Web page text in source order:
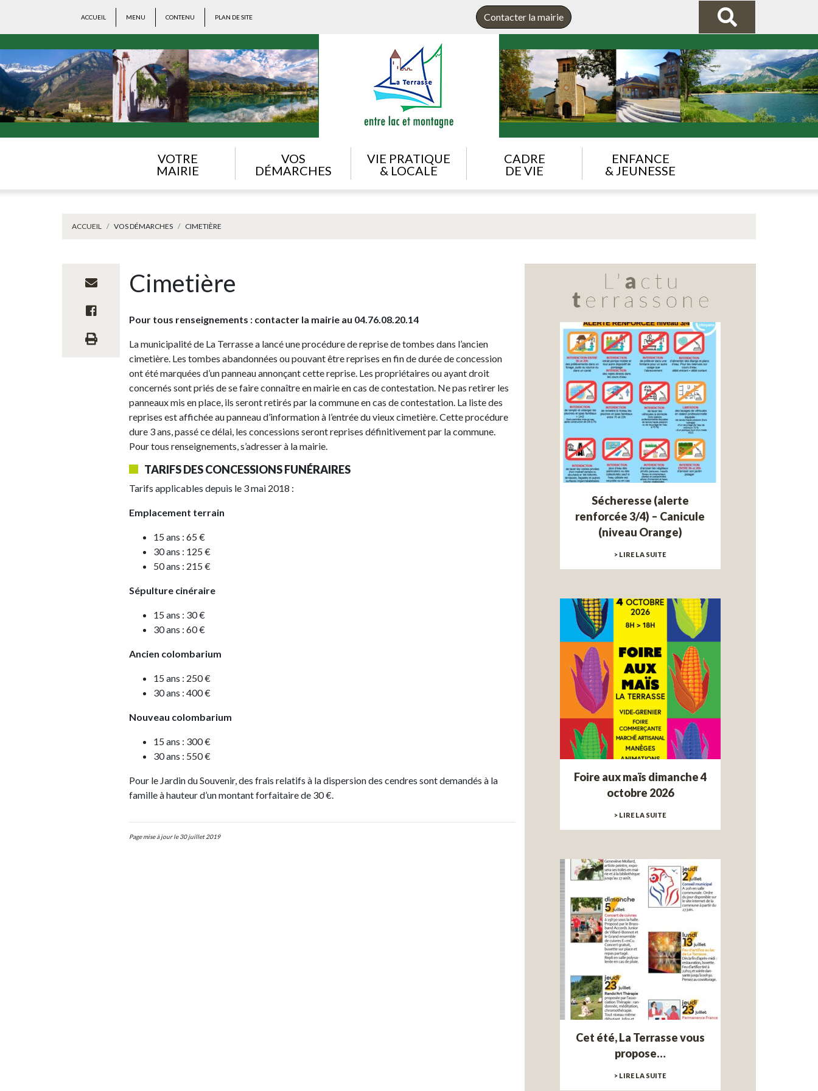
ACCUEIL MENU CONTENU PLAN DE SITE Contacter la mairie
VOTRE
MAIRIE
VOS
DÉMARCHES
VIE PRATIQUE
& LOCALE
CADRE
DE VIE
ENFANCE
& JEUNESSE
ACCUEIL VOS DÉMARCHES CIMETIÈRE
Cimetière
Pour tous renseignements : contacter la mairie au 04.76.08.20.14
La municipalité de La Terrasse a lancé une procédure de reprise de tombes dans l’ancien
cimetière. Les tombes abandonnées ou pouvant être reprises en fin de durée de concession
ont été marquées d’un panneau annonçant cette reprise. Les propriétaires ou ayant droit
concernés sont priés de se faire connaître en mairie en cas de contestation. Ne pas retirer les
panneaux mis en place, ils seront retirés par la commune en cas de contestation. La liste des
reprises est affichée au panneau d’information à l’entrée du vieux cimetière. Cette procédure
dure 3 ans, passé ce délai, les concessions seront reprises définitivement par la commune.
Pour tous renseignements, s’adresser à la mairie.
TARIFS DES CONCESSIONS FUNÉRAIRES
Tarifs applicables depuis le 3 mai 2018 :
Emplacement terrain
15 ans : 65 €
30 ans : 125 €
50 ans : 215 €
Sépulture cinéraire
15 ans : 30 €
30 ans : 60 €
Ancien colombarium
15 ans : 250 €
30 ans : 400 €
Nouveau colombarium
15 ans : 300 €
30 ans : 550 €
Pour le Jardin du Souvenir, des frais relatifs à la dispersion des cendres sont demandés à la
famille à hauteur d’un montant forfaitaire de 30 €.
Page mise à jour le 30 juillet 2019
Sécheresse (alerte
renforcée 3/4) – Canicule
(niveau Orange)
> LIRE LA SUITE
Foire aux maïs dimanche 4
octobre 2026
> LIRE LA SUITE
Cet été, La Terrasse vous
propose…
> LIRE LA SUITE